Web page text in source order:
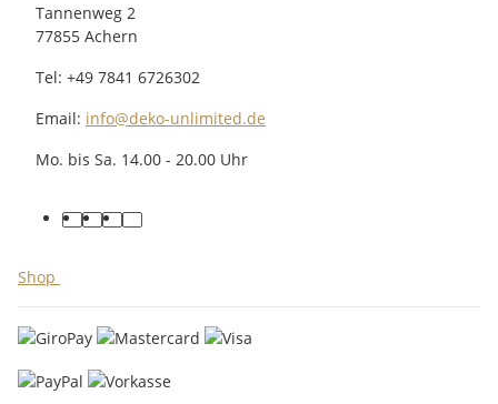
Tannenweg 2
77855 Achern
Tel: +49 7841 6726302
Email: info@deko-unlimited.de
Mo. bis Sa. 14.00 - 20.00 Uhr
facebook
youtube
pinterest
instagram
Shop